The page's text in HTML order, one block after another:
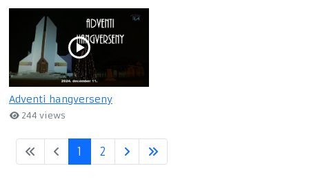
Adventi hangverseny
244 views
1 2